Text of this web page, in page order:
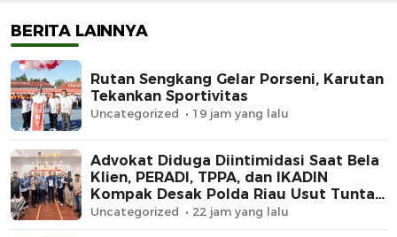
BERITA LAINNYA
Rutan Sengkang Gelar Porseni, Karutan
Tekankan Sportivitas
Uncategorized 19 jam yang lalu
Advokat Diduga Diintimidasi Saat Bela
Klien, PERADI, TPPA, dan IKADIN
Kompak Desak Polda Riau Usut Tuntas
Dugaan Premanisme
Uncategorized 22 jam yang lalu